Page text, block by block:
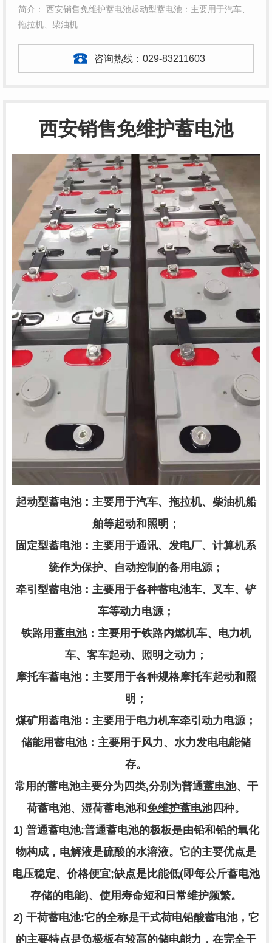
简介： 西安销售免维护蓄电池起动型蓄电池：主要用于汽车、
拖拉机、柴油机…
咨询热线： 029-83211603
西安销售免维护蓄电池
起动型蓄电池：主要用于汽车、拖拉机、柴油机船
舶等起动和照明；
固定型蓄电池：主要用于通讯、发电厂、计算机系
统作为保护、自动控制的备用电源；
牵引型蓄电池：主要用于各种蓄电池车、叉车、铲
车等动力电源；
铁路用蓄电池：主要用于铁路内燃机车、电力机
车、客车起动、照明之动力；
摩托车蓄电池：主要用于各种规格摩托车起动和照
明；
煤矿用蓄电池：主要用于电力机车牵引动力电源；
储能用蓄电池：主要用于风力、水力发电电能储
存。
常用的蓄电池主要分为四类,分别为普通蓄电池、干
荷蓄电池、湿荷蓄电池和免维护蓄电池四种。
1) 普通蓄电池:普通蓄电池的极板是由铅和铅的氧化
物构成，电解液是硫酸的水溶液。它的主要优点是
电压稳定、价格便宜;缺点是比能低(即每公斤蓄电池
存储的电能)、使用寿命短和日常维护频繁。
2) 干荷蓄电池:它的全称是干式荷电铅酸蓄电池，它
的主要特点是负极板有较高的储电能力，在完全干